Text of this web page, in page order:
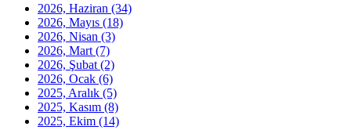
2026, Haziran (34)
2026, Mayıs (18)
2026, Nisan (3)
2026, Mart (7)
2026, Şubat (2)
2026, Ocak (6)
2025, Aralık (5)
2025, Kasım (8)
2025, Ekim (14)